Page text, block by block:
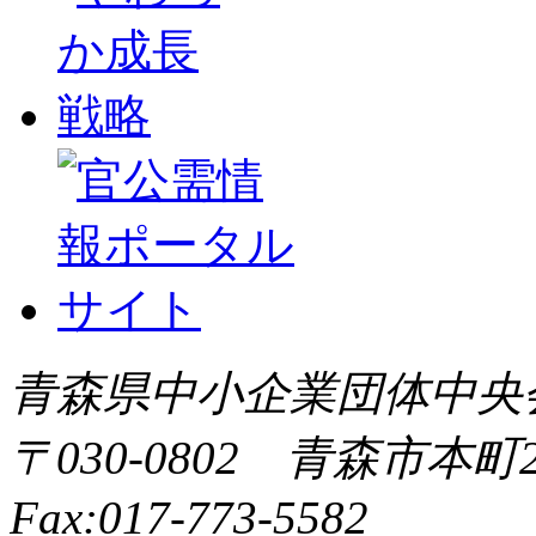
青森県中小企業団体中
〒030-0802 青森市本
Fax:017-773-5582